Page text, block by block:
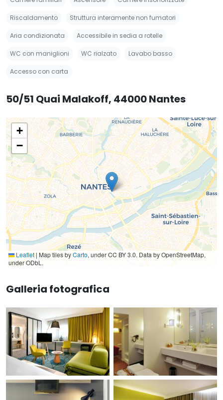
Riscaldamento Struttura interamente non fumatori
Aria condizionata Accessibile in sedia a rotelle
WC con maniglioni WC rialzato Lavabo basso
Accesso con carta
50/51 Quai Malakoff, 44000 Nantes
+
−
Leaflet | Map tiles byCarto, under CC BY 3.0. Data by OpenStreetMap,
under ODbL.
Galleria fotografica